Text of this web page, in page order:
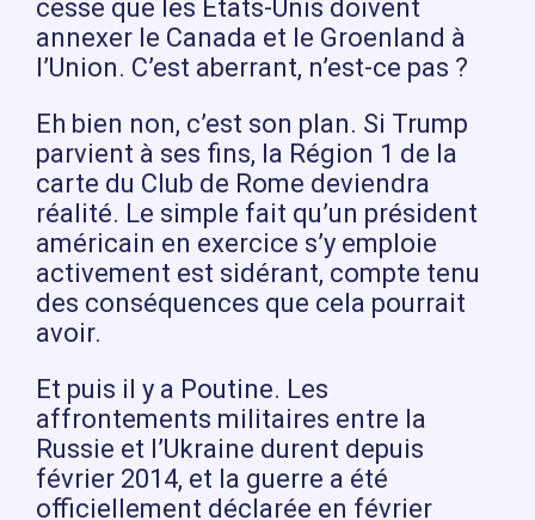
cesse que les États-Unis doivent
annexer le Canada et le Groenland à
l’Union. C’est aberrant, n’est-ce pas ?
Eh bien non, c’est son plan. Si Trump
parvient à ses fins, la Région 1 de la
carte du Club de Rome deviendra
réalité. Le simple fait qu’un président
américain en exercice s’y emploie
activement est sidérant, compte tenu
des conséquences que cela pourrait
avoir.
Et puis il y a Poutine. Les
affrontements militaires entre la
Russie et l’Ukraine durent depuis
février 2014, et la guerre a été
officiellement déclarée en février